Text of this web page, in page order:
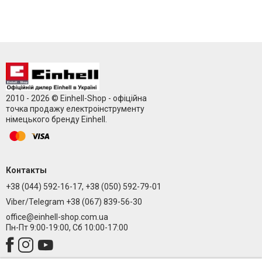
2010 - 2026 © Einhell-Shop - офіційна
точка продажу електроінструменту
німецького бренду Einhell.
Контакты
+38 (044) 592-16-17, +38 (050) 592-79-01
Viber/Telegram +38 (067) 839-56-30
office@einhell-shop.com.ua
Пн-Пт 9:00-19:00, Сб 10:00-17:00